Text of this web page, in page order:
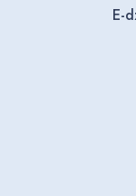
E-